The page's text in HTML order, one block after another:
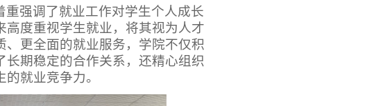
强调了就业工作对学生个人成长
高度重视学生就业，将其视为人才
更全面的就业服务，学院不仅积
期稳定的合作关系，还精心组织
就业竞争力。